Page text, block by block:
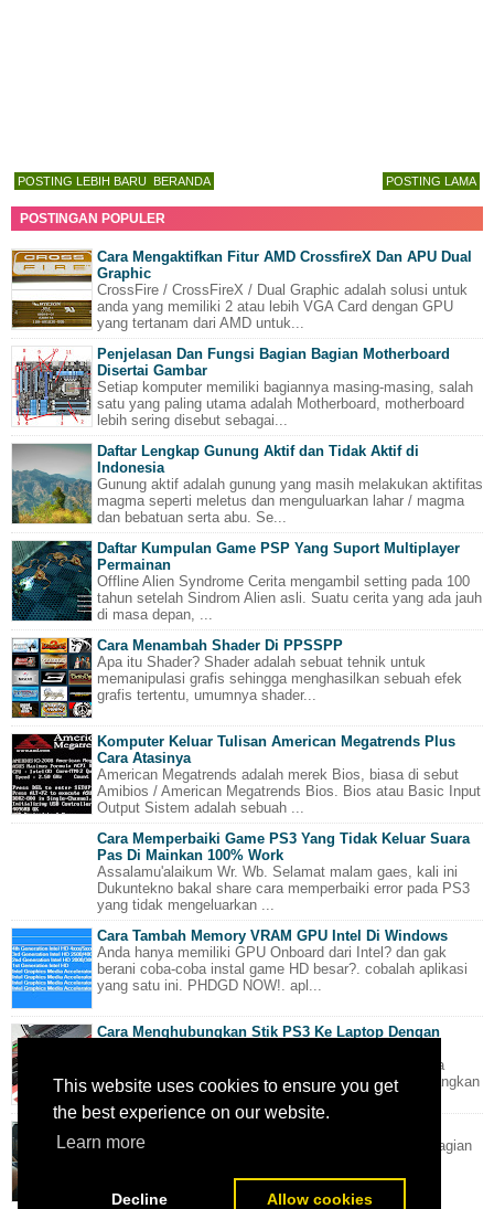
This website uses cookies to ensure you get
the best experience on our website.
Learn more
Decline Allow cookies
POSTING LEBIH BARU POSTING LAMA
BERANDA
POSTINGAN POPULER
Cara Mengaktifkan Fitur AMD CrossfireX Dan APU Dual
Graphic
CrossFire / CrossFireX / Dual Graphic adalah solusi untuk
anda yang memiliki 2 atau lebih VGA Card dengan GPU
yang tertanam dari AMD untuk...
Penjelasan Dan Fungsi Bagian Bagian Motherboard
Disertai Gambar
Setiap komputer memiliki bagiannya masing-masing, salah
satu yang paling utama adalah Motherboard, motherboard
lebih sering disebut sebagai...
Daftar Lengkap Gunung Aktif dan Tidak Aktif di
Indonesia
Gunung aktif adalah gunung yang masih melakukan aktifitas
magma seperti meletus dan menguluarkan lahar / magma
dan bebatuan serta abu. Se...
Daftar Kumpulan Game PSP Yang Suport Multiplayer
Permainan
Offline Alien Syndrome Cerita mengambil setting pada 100
tahun setelah Sindrom Alien asli. Suatu cerita yang ada jauh
di masa depan, ...
Cara Menambah Shader Di PPSSPP
Apa itu Shader? Shader adalah sebuat tehnik untuk
memanipulasi grafis sehingga menghasilkan sebuah efek
grafis tertentu, umumnya shader...
Komputer Keluar Tulisan American Megatrends Plus
Cara Atasinya
American Megatrends adalah merek Bios, biasa di sebut
Amibios / American Megatrends Bios. Bios atau Basic Input
Output Sistem adalah sebuah ...
Cara Memperbaiki Game PS3 Yang Tidak Keluar Suara
Pas Di Mainkan 100% Work
Assalamu'alaikum Wr. Wb. Selamat malam gaes, kali ini
Dukuntekno bakal share cara memperbaiki error pada PS3
yang tidak mengeluarkan ...
Cara Tambah Memory VRAM GPU Intel Di Windows
Anda hanya memiliki GPU Onboard dari Intel? dan gak
berani coba-coba instal game HD besar?. cobalah aplikasi
yang satu ini. PHDGD NOW!. apl...
Cara Menghubungkan Stik PS3 Ke Laptop Dengan
Ada saatnya ketika anda sedang bermain games pada
komputer, terkadang memakai joystick lebih menyenangkan
Smartphone Android yang notabene terlahir sebagai bagian
tersebut mengandalkan inpu...